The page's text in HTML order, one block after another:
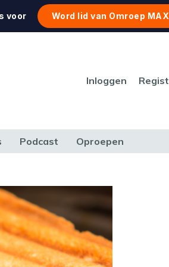
voor Word lid van Omroep MAX
Inloggen
Podcast Oproepen